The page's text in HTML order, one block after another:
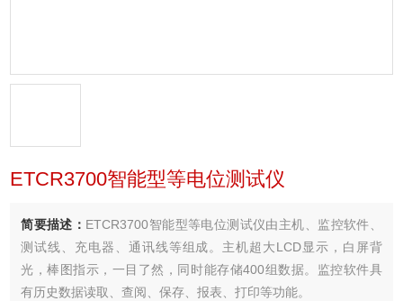
ETCR3700智能型等电位测试仪
简要描述： ETCR3700智能型等电位测试仪由主机、监控软件、
测试线、充电器、通讯线等组成。主机超大LCD显示，白屏背
光，棒图指示，一目了然，同时能存储400组数据。监控软件具
有历史数据读取、查阅、保存、报表、打印等功能。